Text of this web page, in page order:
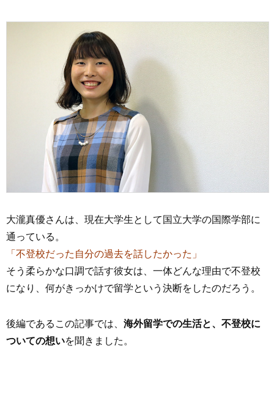
大瀧真優さんは、現在大学生として国立大学の国際学部に
通っている。
「不登校だった自分の過去を話したかった」
そう柔らかな口調で話す彼女は、一体どんな理由で不登校
になり、何がきっかけで留学という決断をしたのだろう。
後編であるこの記事では、 海外留学での生活と、不登校に
ついての想いを聞きました。